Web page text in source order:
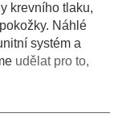
krevního tlaku,
Náhlé
systém a
udělat pro to,